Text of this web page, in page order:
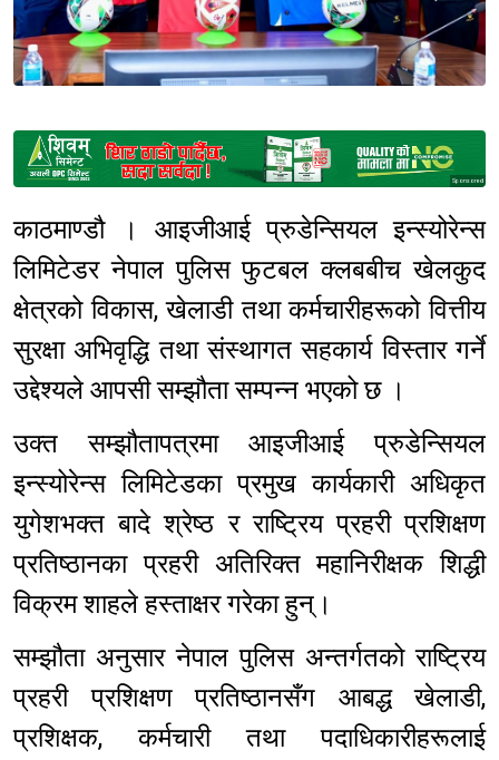
Sponsored
काठमाण्डौ । आइजीआई प्रुडेन्सियल इन्स्योरेन्स
लिमिटेडर नेपाल पुलिस फुटबल क्लबबीच खेलकुद
क्षेत्रको विकास, खेलाडी तथा कर्मचारीहरूको वित्तीय
सुरक्षा अभिवृद्धि तथा संस्थागत सहकार्य विस्तार गर्ने
उद्देश्यले आपसी सम्झौता सम्पन्न भएको छ ।
उक्त सम्झौतापत्रमा आइजीआई प्रुडेन्सियल
इन्स्योरेन्स लिमिटेडका प्रमुख कार्यकारी अधिकृत
युगेशभक्त बादे श्रेष्ठ र राष्ट्रिय प्रहरी प्रशिक्षण
प्रतिष्ठानका प्रहरी अतिरिक्त महानिरीक्षक शिद्धी
विक्रम शाहले हस्ताक्षर गरेका हुन्।
सम्झौता अनुसार नेपाल पुलिस अन्तर्गतको राष्ट्रिय
प्रहरी प्रशिक्षण प्रतिष्ठानसँग आबद्ध खेलाडी,
प्रशिक्षक, कर्मचारी तथा पदाधिकारीहरूलाई